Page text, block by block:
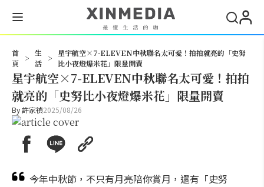
首
頁
>
生
活
>
星宇航空×7-ELEVEN中秋聯名太可愛！拍拍就亮的「史努
比小夜燈爆米花」限量開賣
星宇航空×7-ELEVEN中秋聯名太可愛！拍拍
就亮的「史努比小夜燈爆米花」限量開賣
By許家禎2025/08/26
今年中秋節，不只有月亮陪你賞月，還有「史努